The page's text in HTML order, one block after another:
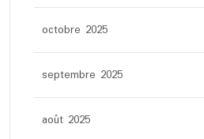
octobre 2025
septembre 2025
août 2025